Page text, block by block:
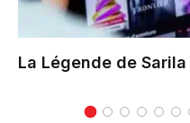
La Légende de Sarila